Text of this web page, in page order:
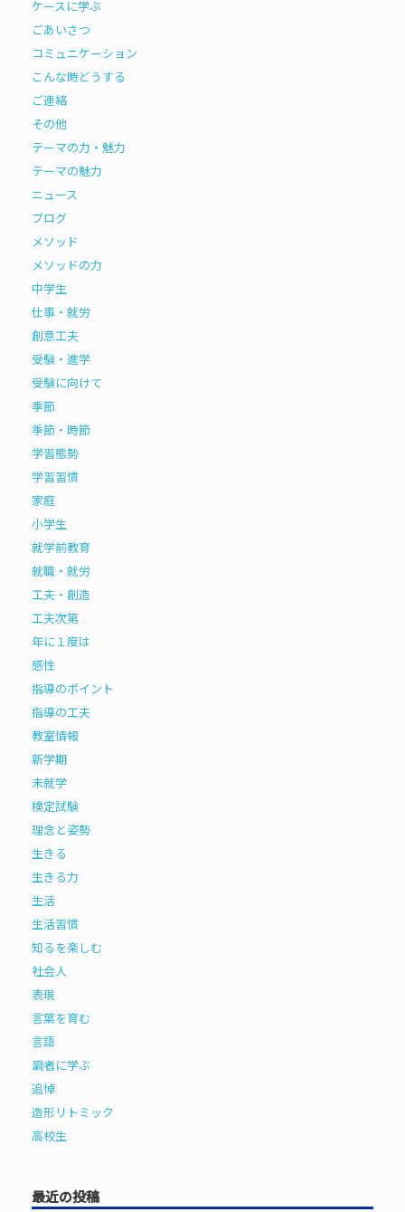
ケースに学ぶ
ごあいさつ
コミュニケーション
こんな時どうする
ご連絡
その他
テーマの力・魅力
テーマの魅力
ニュース
ブログ
メソッド
メソッドの力
中学生
仕事・就労
創意工夫
受験・進学
受験に向けて
季節
季節・時節
学習態勢
学習習慣
家庭
小学生
就学前教育
就職・就労
工夫・創造
工夫次第
年に１度は
感性
指導のポイント
指導の工夫
教室情報
新学期
未就学
検定試験
理念と姿勢
生きる
生きる力
生活
生活習慣
知るを楽しむ
社会人
表現
言葉を育む
言語
識者に学ぶ
追悼
造形リトミック
高校生
最近の投稿